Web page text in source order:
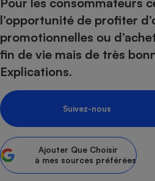
l’opportunité de profiter
promotionnelles ou
fin de vie mais de très
Explications.
Suivez-nous
Ajouter Que Choisir
à mes sources préférées
Choisir son fioul
Choisir son pellet
Comparateur assurance
Energie Moins Chère
Tous les comparateurs
Toutes les cartes interactives